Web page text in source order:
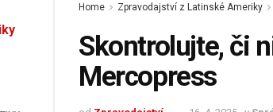
Home Zpravodajství z Latinské Ameriky
Skontrolujte, či
Mercopress